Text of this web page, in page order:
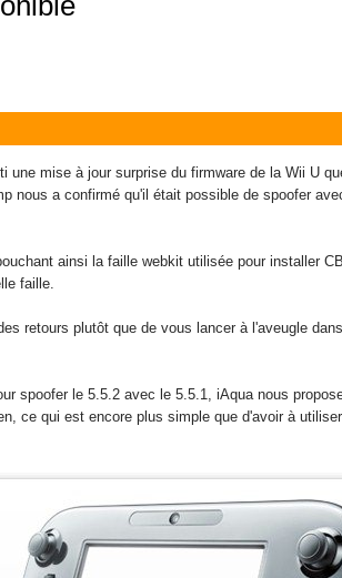
mise à jour surprise du firmware de la Wii U
nous a confirmé qu'il était possible de spoofer
ainsi la faille webkit utilisée pour installer
faille.
retours plutôt que de vous lancer à l'aveugle
spoofer le 5.5.2 avec le 5.5.1, iAqua nous
ce qui est encore plus simple que d'avoir à